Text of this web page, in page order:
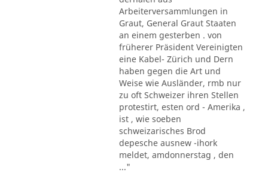
Arbeiterversammlungen in
Graut, General Graut Staaten
an einem gesterben . von
früherer Präsident Vereinigten
eine Kabel- Zürich und Dern
haben gegen die Art und
Weise wie Ausländer, rmb nur
zu oft Schweizer ihren Stellen
protestirt, esten ord - Amerika ,
ist , wie soeben
schweizarisches Brod
depesche ausnew -ihork
meldet, amdonnerstag , den
..."